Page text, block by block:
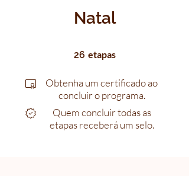
Natal
26 etapas
Obtenha um certificado ao
concluir o programa.
Quem concluir todas as
etapas receberá um selo.